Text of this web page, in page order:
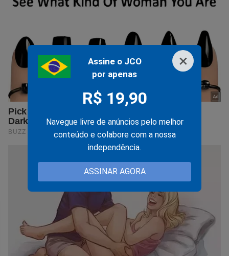
×
Assine o JCO
por apenas
R$ 19,90
Navegue livre de anúncios pelo melhor
conteúdo e colabore com a nossa
independência.
ASSINAR AGORA